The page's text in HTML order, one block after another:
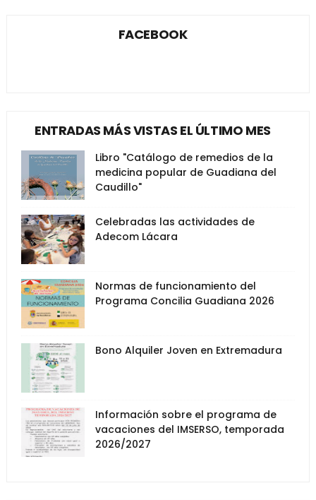
FACEBOOK
ENTRADAS MÁS VISTAS EL ÚLTIMO MES
Libro "Catálogo de remedios de la
medicina popular de Guadiana del
Caudillo"
Celebradas las actividades de
Adecom Lácara
Normas de funcionamiento del
Programa Concilia Guadiana 2026
Bono Alquiler Joven en Extremadura
Información sobre el programa de
vacaciones del IMSERSO, temporada
2026/2027